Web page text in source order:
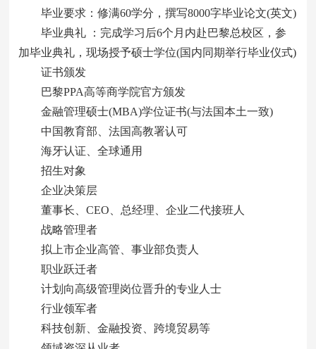
毕业要求：修满60学分，撰写8000字毕业论文(英文)
毕业典礼 ：完成学习后6个月内赴巴黎总校区，参
加毕业典礼，现场授予硕士学位(国内同期举行毕业仪式)
证书颁发
巴黎PPA高等商学院官方颁发
金融管理硕士(MBA)学位证书(与法国本土一致)
中国教育部、法国高教署认可
海牙认证、全球通用
招生对象
企业决策层
董事长、CEO、总经理、企业二代接班人
战略管理者
拟上市企业高管、事业部负责人
职业跃迁者
计划向高级管理岗位晋升的专业人士
行业领军者
科技创新、金融投资、跨境贸易等